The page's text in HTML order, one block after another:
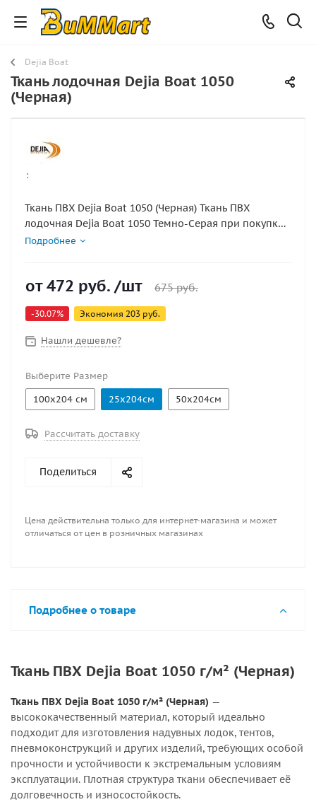
Dejia Boat
Ткань лодочная Dejia Boat 1050
(Черная)
:
Ткань ПВХ Dejia Boat 1050 (Черная) Ткань ПВХ
лодочная Dejia Boat 1050 Темно-Серая при покупки
более 2кв.м ткань нарезается кратно погонному
Подробнее
от472 руб. /шт 675 руб.
-30.07% Экономия 203 руб.
Нашли дешевле?
Выберите Размер
100х204 см
25х204см 50х204см
Рассчитать доставку
Поделиться
Цена действительна только для интернет-магазина и может
отличаться от цен в розничных магазинах
Подробнее о товаре
Ткань ПВХ Dejia Boat 1050 г/м² (Черная)
Ткань ПВХ Dejia Boat 1050 г/м² (Черная) —
высококачественный материал, который идеально
подходит для изготовления надувных лодок, тентов,
пневмоконструкций и других изделий, требующих особой
прочности и устойчивости к экстремальным условиям
эксплуатации. Плотная структура ткани обеспечивает её
долговечность и износостойкость.